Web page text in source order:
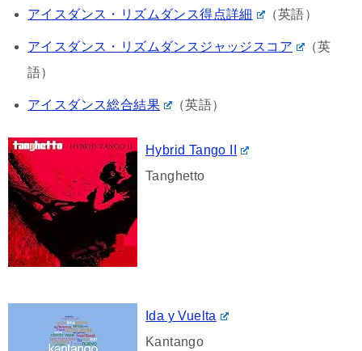
アイスダンス・リズムダンス得点詳細 （英語）
アイスダンス・リズムダンスジャッジスコア
（英
語）
アイスダンス総合結果 （英語）
Hybrid Tango II
Tanghetto
Ida y Vuelta
Kantango